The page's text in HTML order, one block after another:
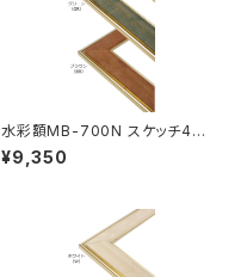
水彩額MB-700N スケッチ4F
352×443ミリ
¥9,350